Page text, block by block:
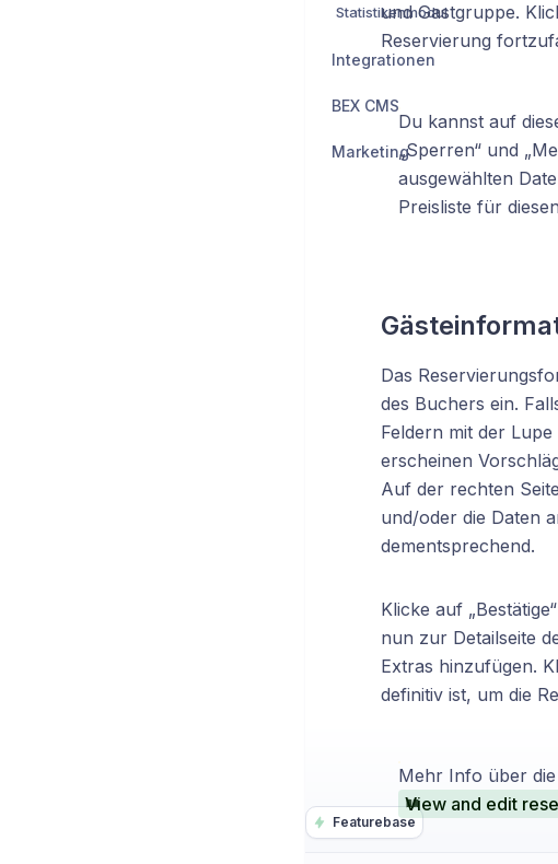
Featurebase
Statistikenmodul
Integrationen
BEX CMS
Marketing
und Gastgruppe.
Reservierung
Du kannst auf
„Sperren“ und
ausgewählten
Preisliste für
Das
des Buchers ein.
Feldern mit der
erscheinen
Auf der rechten
und/oder die Daten
dementsprechend.
Klicke auf
nun zur Detailseite
Extras hinzufügen.
definitiv ist, um die
Mehr Info über
View and edit